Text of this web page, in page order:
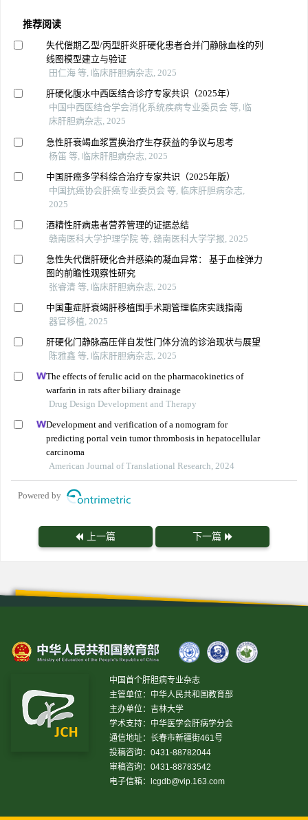
推荐阅读
失代偿期乙型/丙型肝炎肝硬化患者合并门静脉血栓的列
线图模型建立与验证
田仁海 等, 临床肝胆病杂志, 2025
肝硬化腹水中西医结合诊疗专家共识（2025年）
中国中西医结合学会消化系统疾病专业委员会 等, 临
床肝胆病杂志, 2025
急性肝衰竭血浆置换治疗生存获益的争议与思考
杨笛 等, 临床肝胆病杂志, 2025
中国肝癌多学科综合治疗专家共识（2025年版）
中国抗癌协会肝癌专业委员会 等, 临床肝胆病杂志,
2025
酒精性肝病患者营养管理的证据总结
赣南医科大学护理学院 等, 赣南医科大学学报, 2025
急性失代偿肝硬化合并感染的凝血异常： 基于血栓弹力
图的前瞻性观察性研究
张睿清 等, 临床肝胆病杂志, 2025
中国重症肝衰竭肝移植围手术期管理临床实践指南
器官移植, 2025
肝硬化门静脉高压伴自发性门体分流的诊治现状与展望
陈雅鑫 等, 临床肝胆病杂志, 2025
The effects of ferulic acid on the pharmacokinetics of
warfarin in rats after biliary drainage
Drug Design Development and Therapy
Development and verification of a nomogram for
predicting portal vein tumor thrombosis in hepatocellular
carcinoma
American Journal of Translational Research, 2024
Powered by
上一篇 下一篇
中国首个肝胆病专业杂志
主管单位：中华人民共和国教育部
主办单位：吉林大学
学术支持：中华医学会肝病学分会
通信地址：长春市新疆街461号
投稿咨询：0431-88782044
审稿咨询：0431-88783542
电子信箱：
lcgdb@vip.163.com